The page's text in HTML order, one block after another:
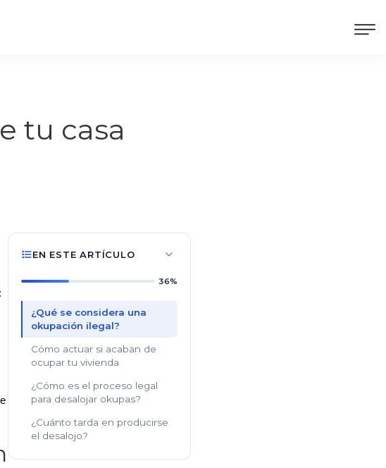
tu casa
EN ESTE ARTÍCULO
36%
¿Qué se considera una
okupación ilegal?
Cómo actuar si acaban de
ocupar tu vivienda
¿Cómo es el proceso legal
para desalojar okupas?
¿Cuánto tarda en producirse
el desalojo?